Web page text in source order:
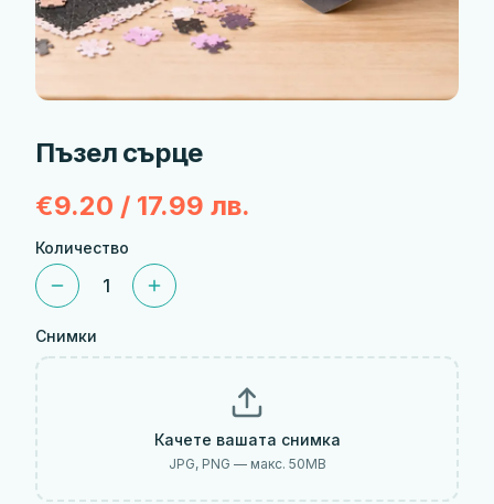
Пъзел сърце
€9.20 / 17.99 лв.
Количество
1
Снимки
Качете вашата снимка
JPG, PNG — макс. 50MB